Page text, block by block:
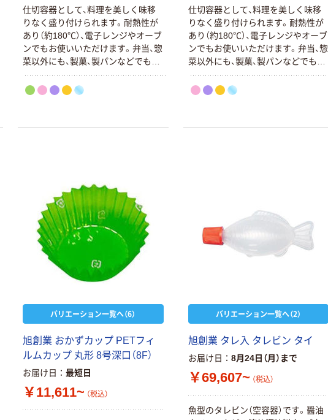
仕切容器として、料理を美しく味移
りなく盛り付けられます。耐熱性が
あり（約180℃）、電子レンジやオーブ
ンでもお使いいただけます。弁当、惣
菜以外にも、製菓、製パンなどでもご
利用いただけます。
仕切容器として、料理を美しく味移
りなく盛り付けられます。耐熱性が
あり（約180℃）、電子レンジやオーブ
ンでもお使いいただけます。弁当、惣
菜以外にも、製菓、製パンなどでもご
利用いただけます。
バリエーション一覧へ（6）
旭創業 おかずカップ PETフィ
ルムカップ 丸形 8号深口（8F）
お届け日 最短日
￥11,611~ （税込）
バリエーション一覧へ（2）
旭創業 タレ入 タレビン タイ
お届け日 8月24日（月）まで
￥69,607~ （税込）
魚型のタレビン（空容器）です。醤油